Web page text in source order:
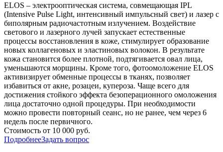
ELOS – электрооптическая система, совмещающая IPL
(Intensive Pulse Light, интенсивный импульсный свет) и лазер с
биполярным радиочастотным излучением. Воздействие
светового и лазерного лучей запускает естественные
процессы восстановления в коже, стимулирует образование
новых коллагеновых и эластиновых волокон. В результате
кожа становится более плотной, подтягивается овал лица,
уменьшаются морщины. Кроме того, фотоомоложение ELOS
активизирует обменные процессы в тканях, позволяет
избавиться от акне, розацеи, купероза. Чаще всего для
достижения стойкого эффекта безоперационного омоложения
лица достаточно одной процедуры. При необходимости
можно провести повторный сеанс, но не ранее, чем через 6
недель после первичного.
Стоимость от 10 000 руб.
ПодробнееЗадать вопрос